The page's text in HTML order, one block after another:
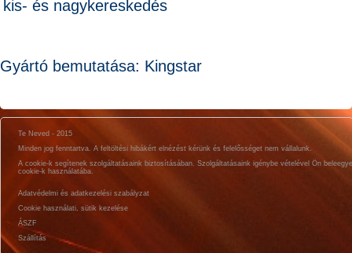
kis- és nagykereskedés
Gyártó bemutatása: Kingstar
Te Neved - 2015
Minden jog fenntartva. A feltöltési hibákért elnézést kérünk és felelősséget nem vállalunk.
A cookie-k segítenek szolgáltatásaink biztosításában. Szolgáltatásaink igénybe vételével Ön
cookie-k használatába.
Adatvédelmi és adatkezelési szabályzat
Cookie használati, sütik kezelése
ÁSZF
Szállítás